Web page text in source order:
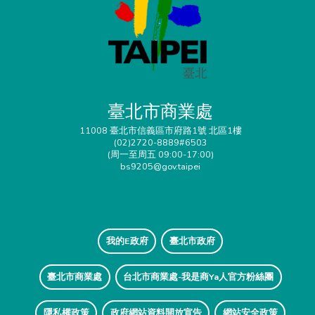
臺北市商業處
11008 臺北市信義區市府路1號 北區1樓
(02)2720-8889#6503
(周一至周五 09:00-17:00)
bs9205@gov.taipei
我的E政府 臺北市政府
臺北市商業處 台北市商業處-我是商Ya人官方粉絲團